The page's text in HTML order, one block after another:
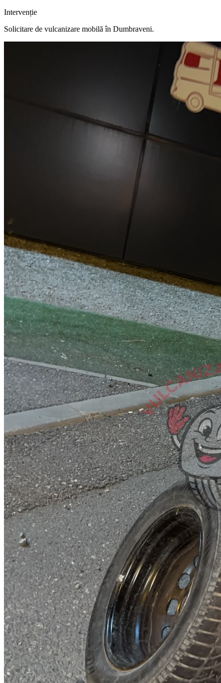
Intervenție
Solicitare de vulcanizare mobilă în Dumbraveni.